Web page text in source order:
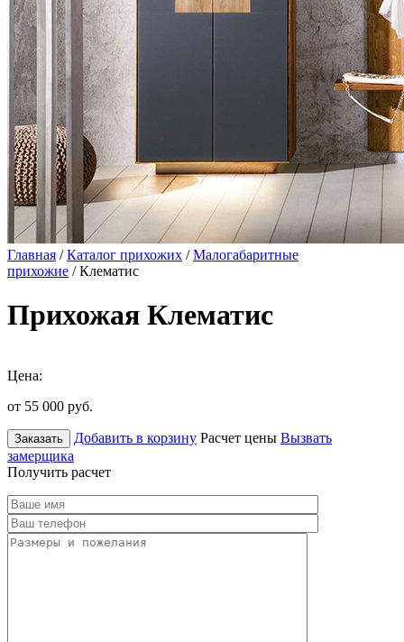
Главная /Каталог прихожих /Малогабаритные
прихожие / Клематис
Прихожая Клематис
Цена:
от 55 000 руб.
Заказать Добавить в корзину Расчет цены Вызвать
замерщика
Получить расчет